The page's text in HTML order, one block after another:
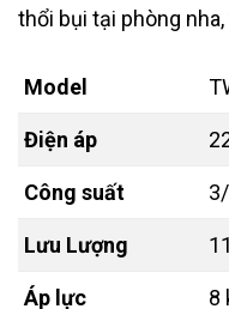
thổi bụi tại phòng
Model
Điện áp
Công suất
Lưu Lượng
Áp lực 8